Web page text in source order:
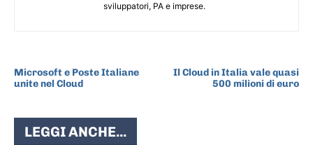
sviluppatori, PA e imprese.
Microsoft e Poste Italiane
unite nel Cloud
Il Cloud in Italia vale quasi
500 milioni di euro
LEGGI ANCHE...